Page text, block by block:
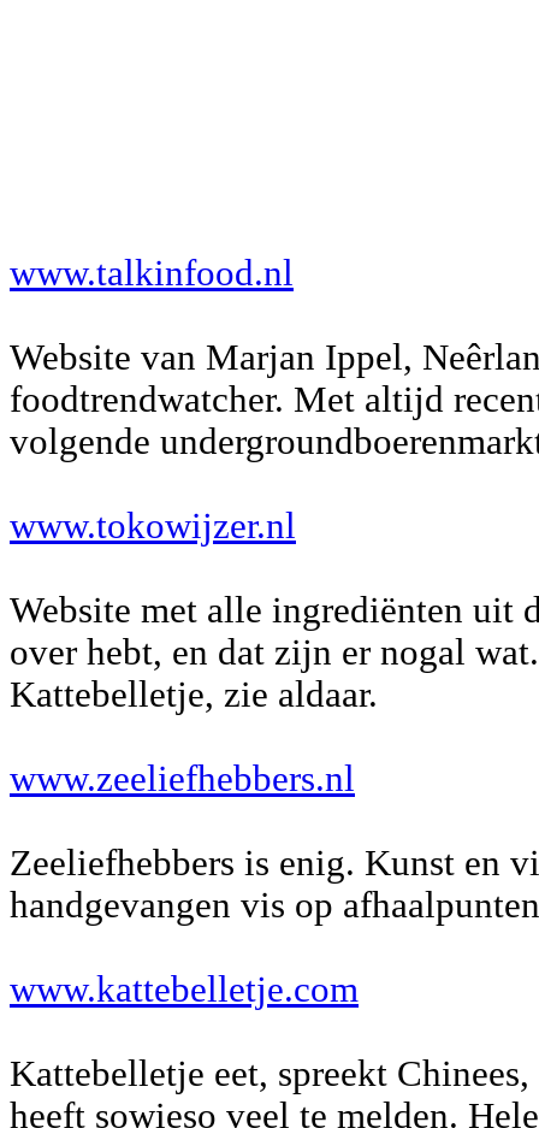
www.talkinfood.nl
Website van Marjan Ippel,
foodtrendwatcher. Met altijd
volgende
www.tokowijzer.nl
Website met alle ingrediënten uit
over hebt, en dat zijn er nogal
Kattebelletje, zie aldaar.
www.zeeliefhebbers.nl
Zeeliefhebbers is enig. Kunst en
handgevangen vis op
www.kattebelletje.com
Kattebelletje eet, spreekt
heeft sowieso veel te melden.